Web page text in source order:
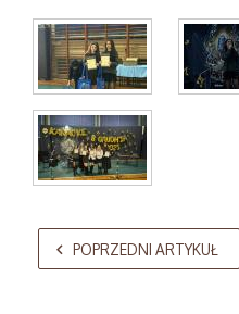
AdmirorGallery 5.2.0, author/sVasiljevski
POPRZEDNI ARTYKUŁ